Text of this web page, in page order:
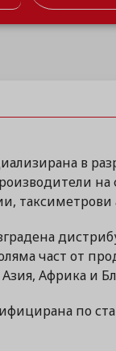
в
на
таксиметрови
част от
Азия, Африка и
по